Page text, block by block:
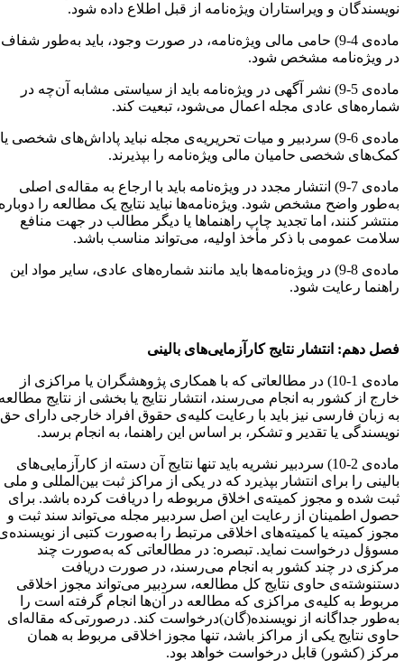
و ویراستاران ویژه‌نامه از ‌قبل اطلاع داده شود.
ماده‌ی 4-9) حامی مالی ویژه‌نامه، در صورت وجود، باید به‌طور شفاف
ویژه‌نامه مشخص شود.
ماده‌ی 5-9) نشر آگهی در ویژه‌نامه باید از سیاستی مشابه آن‌چه در
عادی مجله اعمال می‌شود، تبعیت کند.
ماده‌ی 6-9) سردبیر و میات تحریریه‌ی مجله نباید پاداش‌های شخصی یا
شخصی حامیان مالی ویژه‌نامه را بپذیرند.
ماده‌ی 7-9) انتشار مجدد در ویژه‌نامه باید با ارجاع به مقاله‌ی اصلی
واضح مشخص شود. ویژه‌نامه‌ها نباید نتایج یک مطالعه را دوباره
کنند، اما تجدید چاپ راهنماها یا دیگر مطالب در جهت منافع
عمومی با ذکر مأخذ اولیه، می‌تواند مناسب باشد.
ماده‌ی 8-9) در ویژه‌نامه‌ها باید مانند شماره‌‌های عادی، سایر مواد این
رعایت شود.
دهم: انتشار نتایج کارآزمایی‌های بالینی
ماده‌ی 1-10) در مطالعاتی که با همکاری پ‍‍ژوهشگران یا مراکزی از
از کشور به انجام می‌رسند، انتشار نتایج یا بخشی از نتایج مطالعه
زبان فارسی نیز باید با رعایت کلیه‌ی حقوق افراد خارجی دارای حق
یا تقدیر و تشکر، بر اساس این راهنما، به انجام برسد.
ماده‌ی 2-10) سردبیر نشریه باید تنها نتایج آن دسته از کارآزمایی‌های
را برای انتشار بپذیرد که در یکی از مراکز ثبت بین‌المللی و ملی
شده و مجوز کمیته‌ی اخلاق مربوطه را دریافت کرده باشد. برای
اطمینان از رعایت این اصل سردبیر مجله می‌تواند سند ثبت و
کمیته یا کمیته‌های اخلاقی مرتبط را به‌صورت کتبی از نویسنده‌ی
درخواست نماید. تبصره: در مطالعاتی که به‌صورت چند
در چند کشور به انجام می‌رسند، در صورت دریافت
حاوی نتایج کل مطالعه، سردبیر می‌تواند مجوز اخلاقی
به کلیه‌ی مراکزی که مطالعه در آن‌ها انجام گرفته است را
جداگانه‌ از نویسنده(گان)درخواست کند. درصورتی‌که مقاله‌ای
نتایج یکی از مراکز باشد، تنها مجوز اخلاقی مربوط به همان
(کشور) قابل درخواست خواهد بود.